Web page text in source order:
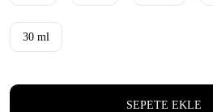
30 ml
SEPETE EKLE